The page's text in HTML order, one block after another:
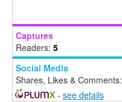
Captures
Readers: 5
Social Media
Shares, Likes & Comments:
- see details